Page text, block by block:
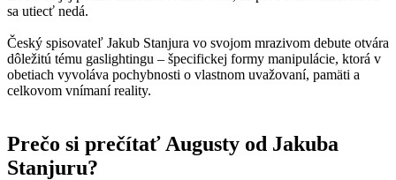
sa utiecť nedá.
Český spisovateľ Jakub Stanjura vo svojom mrazivom debute otvára
dôležitú tému gaslightingu – špecifickej formy manipulácie, ktorá v
obetiach vyvoláva pochybnosti o vlastnom uvažovaní, pamäti a
celkovom vnímaní reality.
Prečo si prečítať Augusty od Jakuba
Stanjuru?